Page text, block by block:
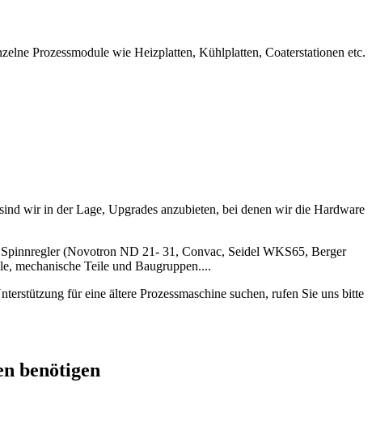
Prozessmodule wie Heizplatten, Kühlplatten, Coaterstationen etc.
wir in der Lage, Upgrades anzubieten, bei denen wir die Hardware
(Novotron ND 21- 31, Convac, Seidel WKS65, Berger
mechanische Teile und Baugruppen....
für eine ältere Prozessmaschine suchen, rufen Sie uns bitte
benötigen